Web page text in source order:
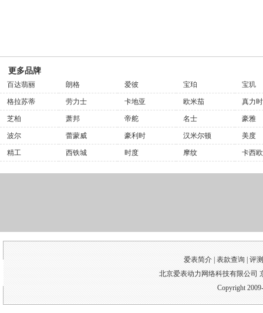
更多品牌
百达翡丽 朗格 爱彼 宝珀 宝玑
格拉苏蒂 劳力士 卡地亚 欧米茄 真力时
芝柏 萧邦 帝舵 名士 豪雅
波尔 蕾蒙威 豪利时 汉米尔顿 美度
精工 西铁城 时度 摩纹 卡西欧
爱表简介 |表款查询|评
北京爱表动力网络科技有限公司
Copyright